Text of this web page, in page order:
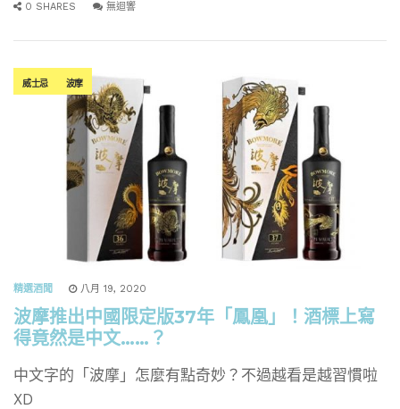
0 SHARES 無迴響
威士忌 波摩
精選酒聞 八月 19, 2020
波摩推出中國限定版37年「鳳凰」！酒標上寫
得竟然是中文……？
中文字的「波摩」怎麼有點奇妙？不過越看是越習慣啦
XD